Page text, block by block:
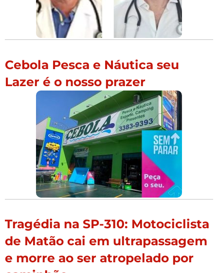
Cebola Pesca e Náutica seu
Lazer é o nosso prazer
Tragédia na SP-310: Motociclista
de Matão cai em ultrapassagem
e morre ao ser atropelado por